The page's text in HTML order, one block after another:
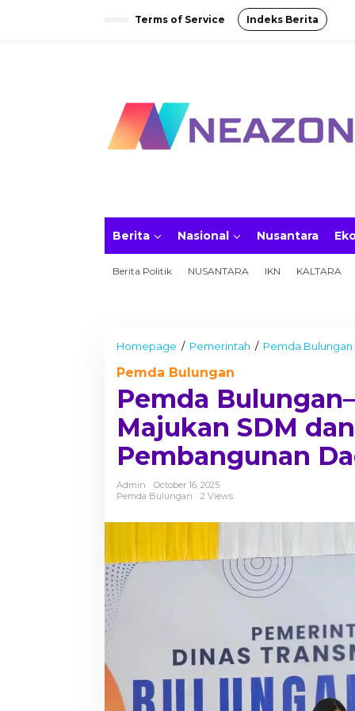
Terms of Service Indeks Berita
Berita Nasional Nusantara
Berita Politik NUSANTARA IKN KALTARA
Homepage / Pemerintah / Pemda Bulungan
a
u
l
Pemda Bulungan
Pemda
Majukan SDM
Pembangunan
Admin
October 16, 2025
Pemda Bulungan
2 Views